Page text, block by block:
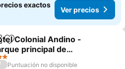
exactos
Ver precios
Agregar a favoritos
Colonial Andino -
principal de
Puntuación no disponible